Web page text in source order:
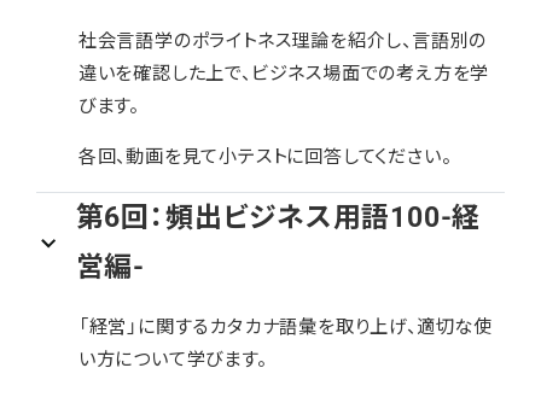
社会言語学のポライトネス理論を紹介し、言語別の
違いを確認した上で、ビジネス場面での考え方を学
びます。
各回、動画を見て小テストに回答してください。
第6回：頻出ビジネス用語100-経
営編-
「経営」に関するカタカナ語彙を取り上げ、適切な使
い方について学びます。